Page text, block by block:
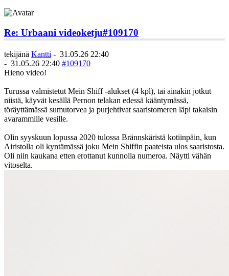
Re: Urbaani videoketju#109170
tekijänä Kantti - 31.05.26 22:40
- 31.05.26 22:40 #109170
Hieno video!
Turussa valmistetut Mein Shiff -alukset (4 kpl), tai ainakin jotkut
niistä, käyvät kesällä Pernon telakan edessä kääntymässä,
töräyttämässä sumutorvea ja purjehtivat saaristomeren läpi takaisin
avarammille vesille.
Olin syyskuun lopussa 2020 tulossa Brännskäristä kotiinpäin, kun
Airistolla oli kyntämässä joku Mein Shiffin paateista ulos saaristosta.
Oli niin kaukana etten erottanut kunnolla numeroa. Näytti vähän
vitoselta.